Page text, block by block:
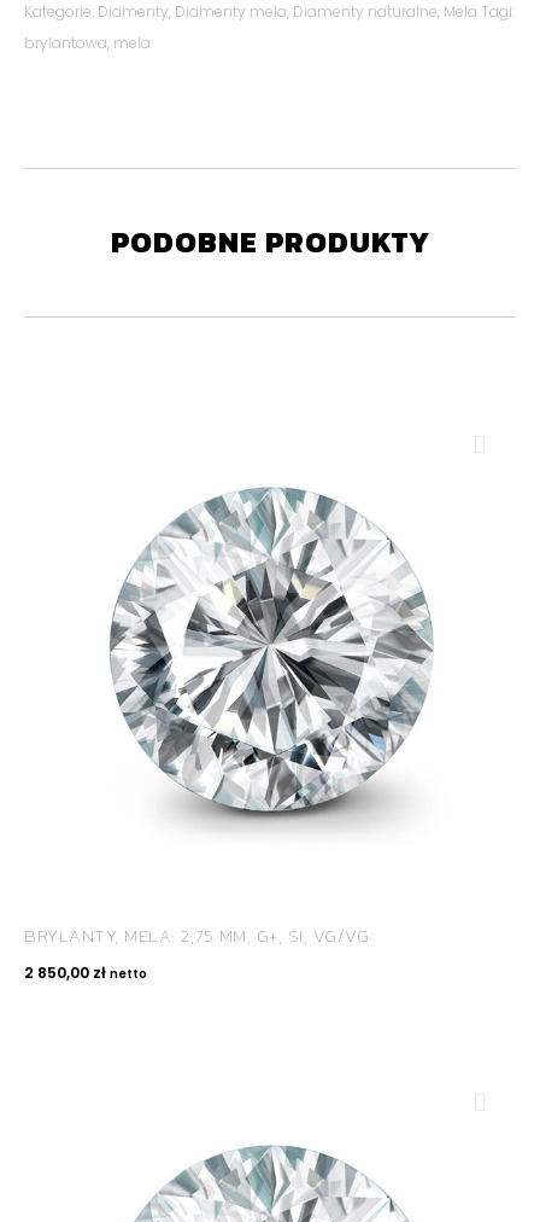
Kategorie: Diamenty, Diamenty mela, Diamenty naturalne, Mela Tagi:
brylantowa, mela
PODOBNE PRODUKTY
BRYLANTY, MELA: 2,75 MM, G+, SI, VG/VG
2 850,00 zł netto